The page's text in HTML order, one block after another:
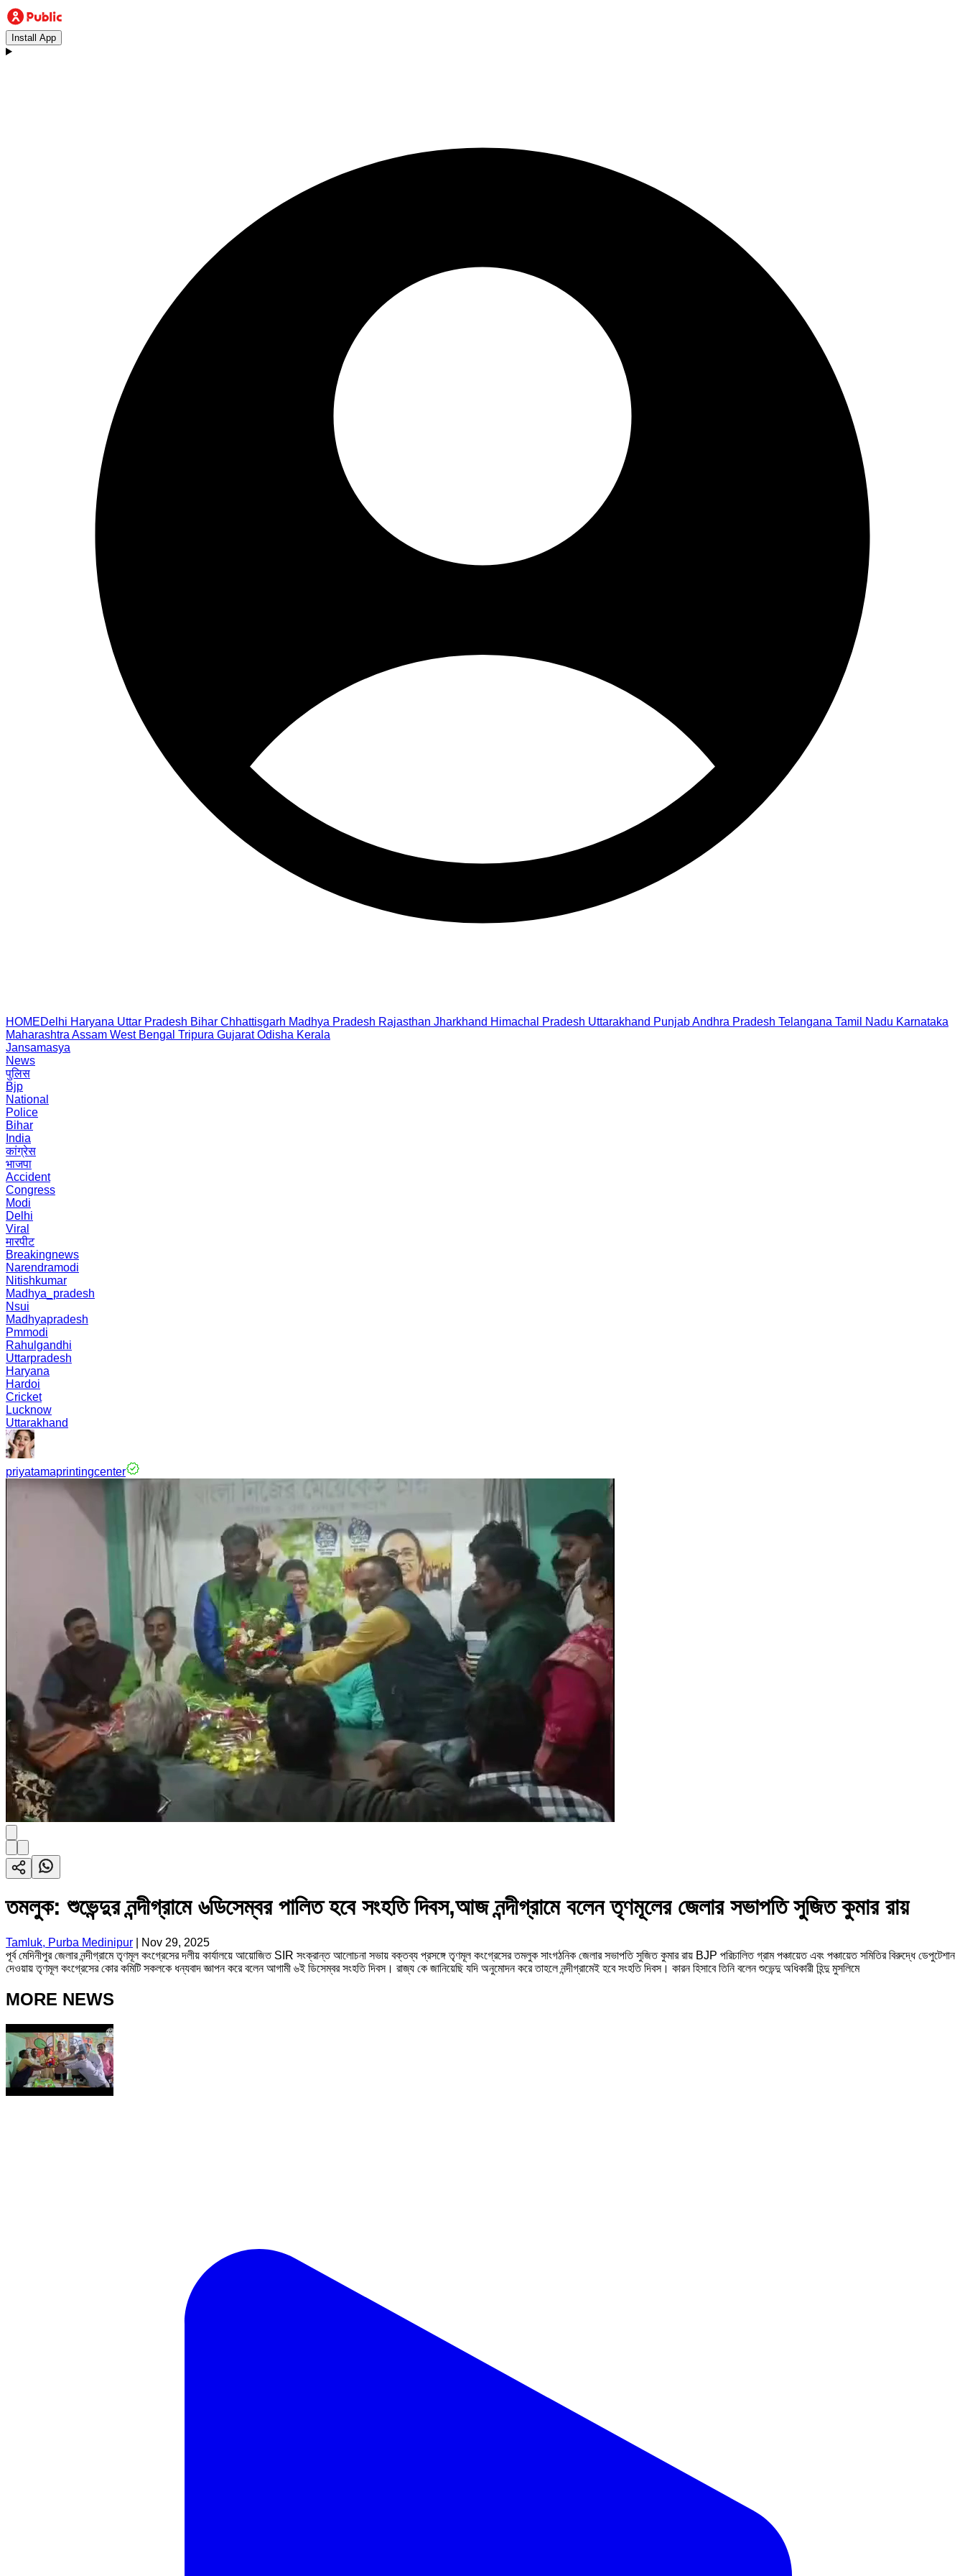
Install App
HOMEDelhi Haryana Uttar Pradesh Bihar Chhattisgarh Madhya Pradesh Rajasthan Jharkhand Himachal Pradesh Uttarakhand PunjabAndhra Pradesh Telangana Tamil Nadu Karnataka
Maharashtra Assam West Bengal Tripura Gujarat Odisha Kerala
Jansamasya
News
पुलिस
Bjp
National
Police
Bihar
India
कांग्रेस
भाजपा
Accident
Congress
Modi
Delhi
Viral
मारपीट
Breakingnews
Narendramodi
Nitishkumar
Madhya_pradesh
Nsui
Madhyapradesh
Pmmodi
Rahulgandhi
Uttarpradesh
Haryana
Hardoi
Cricket
Lucknow
Uttarakhand
priyatamaprintingcenter
তমলুক: শুভেন্দুর নন্দীগ্রামে ৬ডিসেম্বর পালিত হবে সংহতি দিবস,আজ নন্দীগ্রামে বলেন তৃণমূলের জেলার সভাপতি সুজিত কুমার রায়
Tamluk, Purba Medinipur
Nov 29, 2025
পূর্ব মেদিনীপুর জেলার নন্দীগ্রামে তৃণমূল কংগ্রেসের দলীয় কার্যালয়ে আয়োজিত SIR সংক্রান্ত আলোচনা সভায় বক্তব্য প্রসঙ্গে তৃণমূল কংগ্রেসের তমলুক সাংগঠনিক জেলার সভাপতি সুজিত কুমার রায় BJP পরিচালিত গ্রাম পঞ্চায়েত এবং পঞ্চায়েত সমিতির বিরুদ্ধে ডেপুটেশান
দেওয়ায় তৃণমূল কংগ্রেসের কোর কমিটি সকলকে ধন্যবাদ জ্ঞাপন করে বলেন আগামী ৬ই ডিসেম্বর সংহতি দিবস। রাজ্য কে জানিয়েছি যদি অনুমোদন করে তাহলে নন্দীগ্রামেই হবে সংহতি দিবস। কারন হিসাবে তিনি বলেন শুভেন্দু অধিকারী হিন্দু মুসলিমে
MORE NEWS